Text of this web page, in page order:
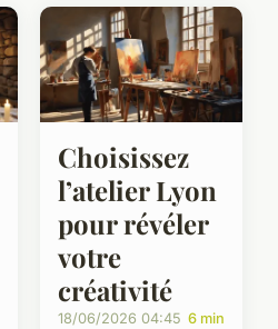
Choisissez
l’atelier Lyon
pour révéler
votre
créativité
18/06/2026 04:45 6 min